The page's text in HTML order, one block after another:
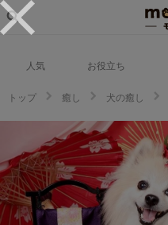
人気 お役立ち
トップ 癒し 犬の癒し